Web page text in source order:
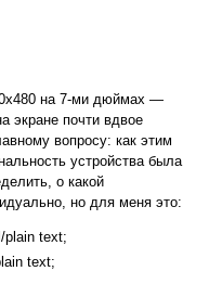
на 7-ми дюймах —
экране почти вдвое
вопросу: как этим
устройства была
о какой
но для меня это:
plain text;
text;